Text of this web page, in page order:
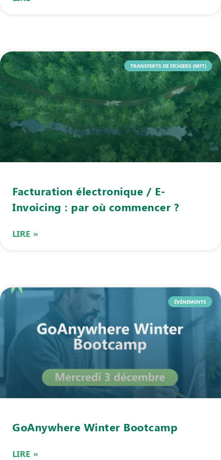
TRANSFERTS DE FICHIERS (MFT)
Facturation électronique / E-
Invoicing : par où commencer ?
LIRE »
ÉVÉNEMENTS
GoAnywhere Winter Bootcamp
LIRE »